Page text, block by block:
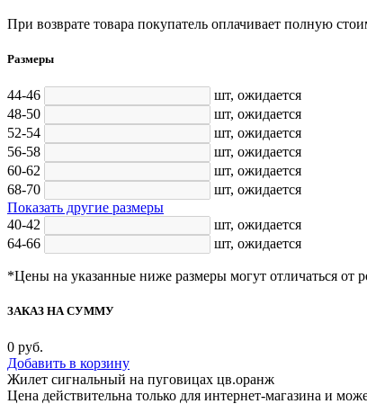
При возврате товара покупатель оплачивает полную
Размеры
44-46 шт, ожидается
48-50
шт, ожидается
52-54
шт, ожидается
56-58
шт, ожидается
60-62
шт, ожидается
68-70
шт, ожидается
Показать другие размеры
40-42
шт, ожидается
64-66
шт, ожидается
*Цены на указанные ниже размеры могут отличаться от
ЗАКАЗ НА СУММУ
0 руб.
Добавить в корзину
Жилет сигнальный на пуговицах цв.оранж
Цена действительна только для интернет-магазина и